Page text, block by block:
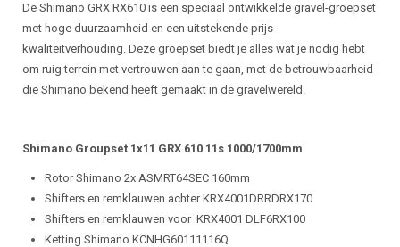
De Shimano GRX RX610 is een speciaal ontwikkelde gravel-groepset
met hoge duurzaamheid en een uitstekende prijs-
kwaliteitverhouding. Deze groepset biedt je alles wat je nodig hebt
om ruig terrein met vertrouwen aan te gaan, met de betrouwbaarheid
die Shimano bekend heeft gemaakt in de gravelwereld.
Shimano Groupset 1x11 GRX 610 11s 1000/1700mm
Rotor Shimano 2x ASMRT64SEC 160mm
Shifters en remklauwen achter KRX4001DRRDRX170
Shifters en remklauwen voor KRX4001 DLF6RX100
Ketting Shimano KCNHG60111116Q